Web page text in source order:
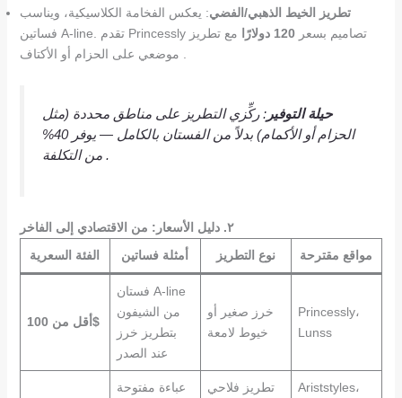
تطريز الخيط الذهبي/الفضي: يعكس الفخامة الكلاسيكية، ويناسب
فساتين A-line. تقدم Princessly تصاميم بسعر120 دولارًا
مع تطريز
حيلة التوفير: ركِّزي التطريز على مناطق محددة (مثل
الحزام أو الأكمام) بدلاً من الفستان بالكامل — يوفر 40%
من التكلفة .
٢. دليل الأسعار: من الاقتصادي إلى الفاخر
الفئة السعرية
أمثلة فساتين نوع التطريز مواقع مقترحة
أقل من 100$
فستان A-line
من الشيفون
بتطريز خرز
عند الصدر
خرز صغير أو
خيوط لامعة
Princessly،
Lunss
عباءة مفتوحة
تطريز فلاحي
Ariststyles،